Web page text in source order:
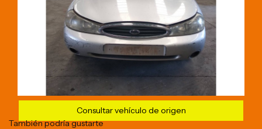
Consultar vehículo de origen
También podría gustarte